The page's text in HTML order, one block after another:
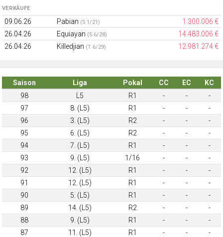
VERKÄUFE
09.06.26 Pabian (S 1/21)
1.300.006 €
26.04.26
Equiayan (S 6/28)
14.483.006 €
26.04.26
Killedjian (T 6/29) 12.981.274 €
Saison Liga Pokal CC EC
KC
98
L5 R1 - -
-
97
8. (L5) R1 - -
-
96
3. (L5) R2 - -
-
95
6. (L5) R2 - -
-
94
7. (L5) R1 - -
-
93
9. (L5) 1/16 - -
-
92
12. (L5) R1 - -
-
91
12. (L5) R1 - -
-
90
5. (L5) R1 - -
-
89
14. (L5) R2 - -
-
88
9. (L5) R1 - -
-
87
11. (L5) R1 - -
-